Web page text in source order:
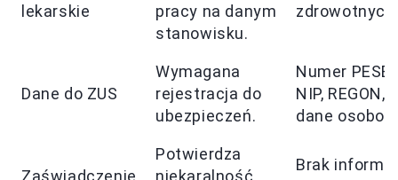
lekarskie
pracy na danym
stanowisku.
Dane do ZUS
Wymagana
rejestracja do
ubezpieczeń.
Numer
NIP, REGON,
dane
Zaświadczenie
Potwierdza
niekaralność
Brak